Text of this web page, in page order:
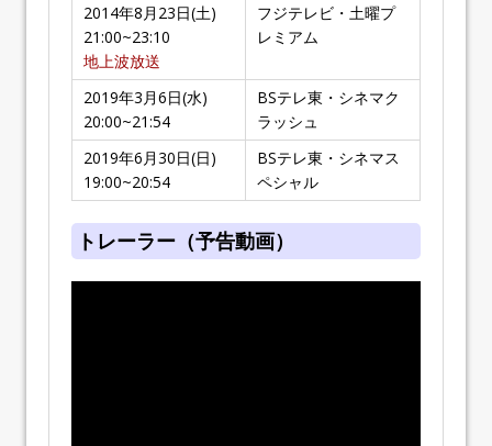
2014年8月23日(土)
21:00~23:10
地上波放送
フジテレビ・土曜プ
レミアム
2019年3月6日(水)
20:00~21:54
BSテレ東・シネマク
ラッシュ
2019年6月30日(日)
19:00~20:54
BSテレ東・シネマス
ペシャル
トレーラー（予告動画）